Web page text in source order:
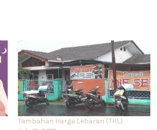
Tambahan Harga Lebaran (THL)